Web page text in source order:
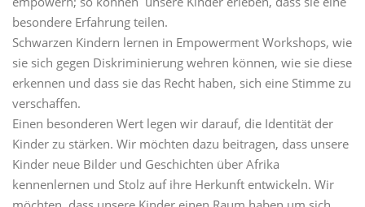
besondere Erfahrung teilen.
Schwarzen Kindern lernen in Empowerment Workshops, wie
sie sich gegen Diskriminierung wehren können, wie sie diese
erkennen und dass sie das Recht haben, sich eine Stimme zu
verschaffen.
Einen besonderen Wert legen wir darauf, die Identität der
Kinder zu stärken. Wir möchten dazu beitragen, dass unsere
Kinder neue Bilder und Geschichten über Afrika
kennenlernen und Stolz auf ihre Herkunft entwickeln. Wir